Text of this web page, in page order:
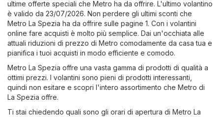
ultime offerte speciali che Metro ha da offrire. L'ultimo volantino
è valido da 23/07/2026. Non perdere gli ultimi sconti che
Metro La Spezia ha da offrire sulle pagine 1. Con i volantini
online fare acquisti è molto più semplice. Dai un'occhiata alle
attuali riduzioni di prezzo di Metro comodamente da casa tua e
pianifica i tuoi acquisti in modo efficiente e comodo.
Metro La Spezia offre una vasta gamma di prodotti di qualità a
ottimi prezzi. I volantini sono pieni di prodotti interessanti,
quindi non esitare e scopri l'intero assortimento che Metro di
La Spezia offre.
Ti stai chiedendo quali sono gli orari di apertura di Metro La